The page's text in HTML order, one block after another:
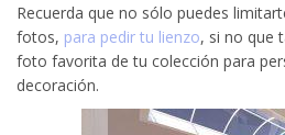
Recuerda que no sólo puedes
fotos, para pedir tu lienzo, si no que
foto favorita de tu colección para
decoración.